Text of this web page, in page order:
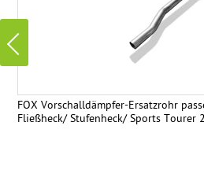
FOX Vorschalldämpfer-Ersatzrohr
Fließheck/ Stufenheck/ Sports Tourer